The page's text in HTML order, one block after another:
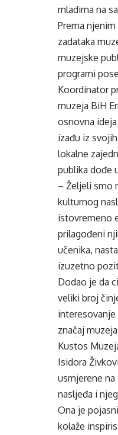
mladima na
Prema
zadataka
muzejske
programi
Koordinator
muzeja BiH
osnovna
izađu iz
lokalne
publika dođe
– Željeli smo
kulturnog
istovremeno
prilagođeni
učenika,
izuzetno
Dodao je da
veliki broj
interesovanje
značaj
Kustos
Isidora
usmjerene
nasljeđa i
Ona je
kolaže